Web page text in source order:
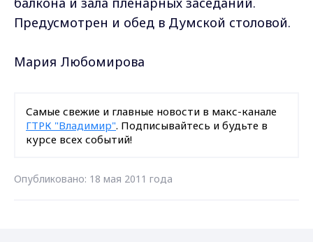
Предусмотрен и обед в Думской столовой.
Мария Любомирова
Самые свежие и главные новости в макс-канале
ГТРК "Владимир". Подписывайтесь и будьте в
курсе всех событий!
Опубликовано: 18 мая 2011 года